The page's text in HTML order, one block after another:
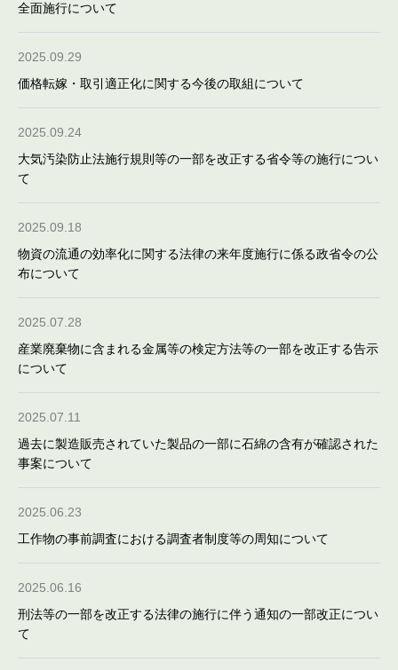
全面施行について
2025.09.29
価格転嫁・取引適正化に関する今後の取組について
2025.09.24
大気汚染防止法施行規則等の一部を改正する省令等の施行につい
て
2025.09.18
物資の流通の効率化に関する法律の来年度施行に係る政省令の公
布について
2025.07.28
産業廃棄物に含まれる金属等の検定方法等の一部を改正する告示
について
2025.07.11
過去に製造販売されていた製品の一部に石綿の含有が確認された
事案について
2025.06.23
工作物の事前調査における調査者制度等の周知について
2025.06.16
刑法等の一部を改正する法律の施行に伴う通知の一部改正につい
て